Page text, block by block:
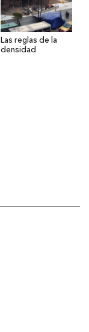
Las reglas de la
densidad